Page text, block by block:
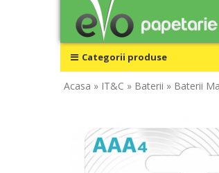
Categorii produse
Acasa » IT&C » Baterii » Baterii